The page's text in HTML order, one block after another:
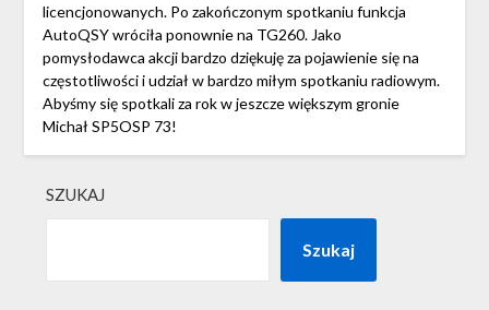
licencjonowanych. Po zakończonym spotkaniu funkcja
AutoQSY wróciła ponownie na TG260. Jako
pomysłodawca akcji bardzo dziękuję za pojawienie się na
częstotliwości i udział w bardzo miłym spotkaniu radiowym.
Abyśmy się spotkali za rok w jeszcze większym gronie
Michał SP5OSP 73!
SZUKAJ
Szukaj